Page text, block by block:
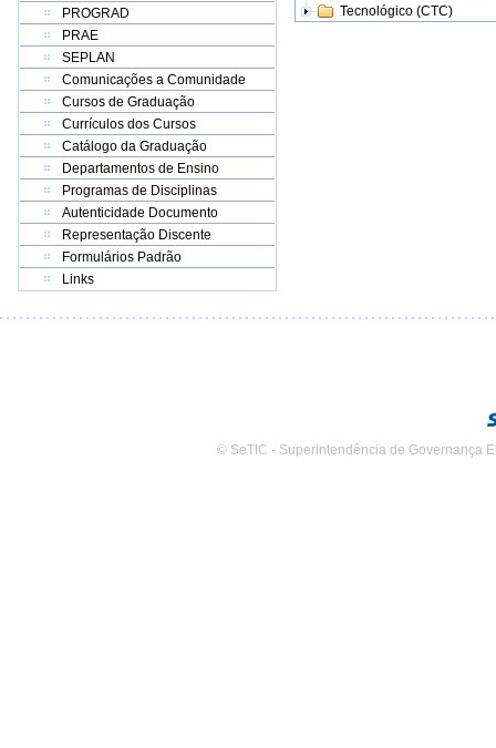
PROGRAD
PRAE
SEPLAN
Comunicações a Comunidade
Cursos de Graduação
Currículos dos Cursos
Catálogo da Graduação
Departamentos de Ensino
Programas de Disciplinas
Autenticidade Documento
Representação Discente
Formulários Padrão
Links
Tecnológico (CTC)
© SeTIC - Superintendência de Governança